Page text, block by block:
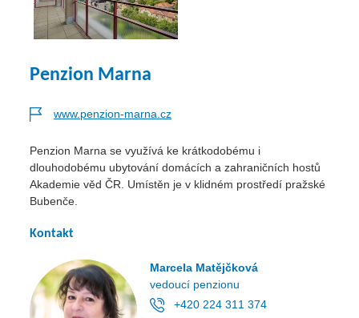
Penzion Marna
www.penzion-marna.cz
Penzion Marna se využívá ke krátkodobému i
dlouhodobému ubytování domácích a zahraničních hostů
Akademie věd ČR. Umístěn je v klidném prostředí pražské
Bubenče.
Kontakt
Marcela Matějčková
vedoucí penzionu
+420 224 311 374